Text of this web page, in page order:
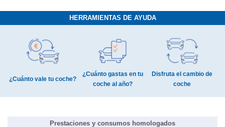
HERRAMIENTAS DE AYUDA
¿Cuánto gastas en tu
Disfruta el cambio de